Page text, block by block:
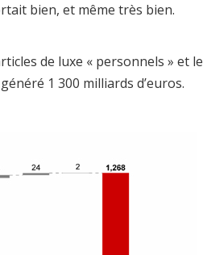
bien, et même très bien.
de luxe « personnels » et le
1 300 milliards d’euros.